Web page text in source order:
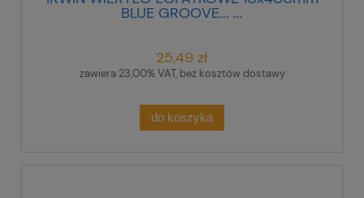
BLUE GROOVE... ...
25,49 zł
zawiera 23,00% VAT, bez kosztów dostawy
do koszyka